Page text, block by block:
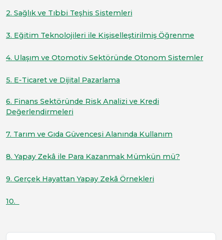
2. Sağlık ve Tıbbi Teşhis Sistemleri
3. Eğitim Teknolojileri ile Kişiselleştirilmiş Öğrenme
4. Ulaşım ve Otomotiv Sektöründe Otonom Sistemler
5. E-Ticaret ve Dijital Pazarlama
6. Finans Sektöründe Risk Analizi ve Kredi
Değerlendirmeleri
7. Tarım ve Gıda Güvencesi Alanında Kullanım
8. Yapay Zekâ ile Para Kazanmak Mümkün mü?
9. Gerçek Hayattan Yapay Zekâ Örnekleri
10.